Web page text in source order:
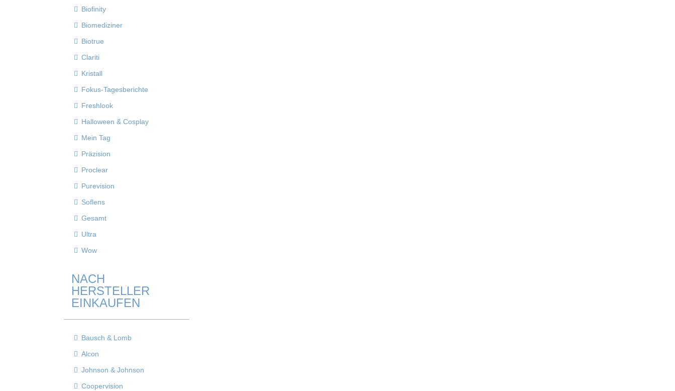
Biofinity
Biomediziner
Biotrue
Clariti
Kristall
Fokus-Tagesberichte
Freshlook
Halloween & Cosplay
Mein Tag
Präzision
Proclear
Purevision
Soflens
Gesamt
Ultra
Wow
NACH
HERSTELLER
EINKAUFEN
Bausch & Lomb
Alcon
Johnson & Johnson
Coopervision